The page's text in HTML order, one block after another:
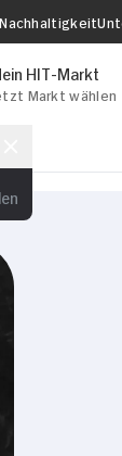
HIT-Markt
Markt wählen